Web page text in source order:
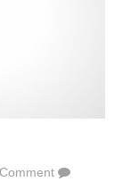
Comment